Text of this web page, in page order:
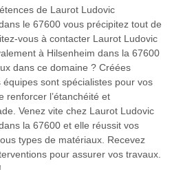
de Laurot Ludovic
le 67600 vous précipitez tout de
vous à contacter Laurot Ludovic
à Hilsenheim dans la 67600
dans ce domaine ? Créées
sont spécialistes pour vos
renforcer l’étanchéité et
Venez vite chez Laurot Ludovic
la 67600 et elle réussit vos
types de matériaux. Recevez
pour assurer vos travaux.